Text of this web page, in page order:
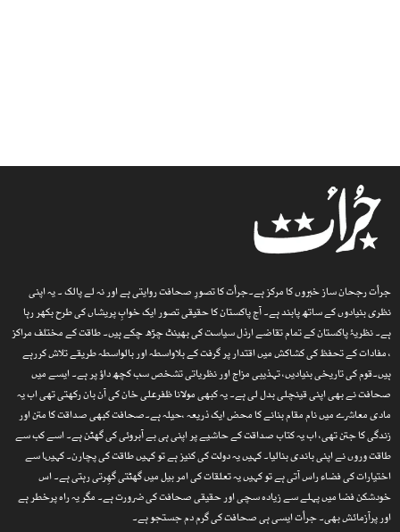
جرأت رجحان ساز خبروں کا مرکز ہے۔جرأت کا تصورِ صحافت روایتی ہے اور نہ لے پالک ۔ یہ اپنی
نظری بنیادوں کے ساتھ پابند ہے۔ آج پاکستان کا حقیقی تصور ایک خوابِ پریشاں کی طرح بکھر رہا
ہے۔ نظریۂ پاکستان کے تمام تقاضے ارذل سیاست کی بھینٹ چڑھ چکے ہیں۔ طاقت کے مختلف مراکز
، مفادات کے تحفظ کی کشاکش میں اقتدار پر گرفت کے بلاواسطہ اور بالواسطہ طریقے تلاش کررہے
ہیں۔قوم کی تاریخی بنیادیں، تہذیبی مزاج اور نظریاتی تشخص سب کچھ داؤ پر ہے۔ ایسے میں
صحافت نے بھی اپنی قینچلی بدل لی ہے۔ یہ کبھی مولانا ظفرعلی خان کی آن بان رکھتی تھی اب یہ
مادی معاشرے میں نام مقام بنانے کا محض ایک ذریعہ ،حیلہ ہے۔صحافت کبھی صداقت کا متن اور
زندگی کا جتن تھی، اب یہ کتاب صداقت کے حاشیے پر اپنی ہی بے آبروئی کی گھٹن ہے۔ اسے کب سے
طاقت وروں نے اپنی باندی بنالیا۔ کہیں یہ دولت کی کنیز ہے تو کہیں طاقت کی پچارن۔ کہیںا سے
اختیارات کی فضاء راس آتی ہے تو کہیں یہ تعلقات کی امر بیل میں گھٹتی گھِرتی رہتی ہے۔ اس
خودشکن فضا میں پہلے سے زیادہ سچی اور حقیقی صحافت کی ضرورت ہے۔ مگر یہ راہ پرخطر ہے
اور پرآزمائش بھی۔ جرأت ایسی ہی صحافت کی گرم دم جستجو ہے۔